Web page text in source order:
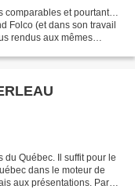
comparables et pourtant…
Folco (et dans son travail
rendus aux mêmes
Québec. Il suffit pour le
dans le moteur de
aux présentations. Par